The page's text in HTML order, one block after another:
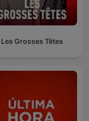
Les Grosses Têtes